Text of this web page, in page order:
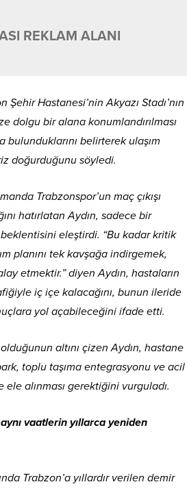
REKLAM ALANI
Hastanesi’nin Akyazı Stadı’nın
dolgu bir alana konumlandırılması
bulunduklarını belirterek ulaşım
doğurduğunu söyledi.
Trabzonspor’un maç çıkışı
hatırlatan Aydın, sadece bir
eleştirdi. “Bu kadar kritik
planını tek kavşağa indirgemek,
etmektir.” diyen Aydın, hastaların
iç içe kalacağını, bunun ileride
yol açabileceğini ifade etti.
altını çizen Aydın, hastane
toplu taşıma entegrasyonu ve acil
alınması gerektiğini vurguladı.
vaatlerin yıllarca yeniden
Trabzon’a yıllardır verilen demir